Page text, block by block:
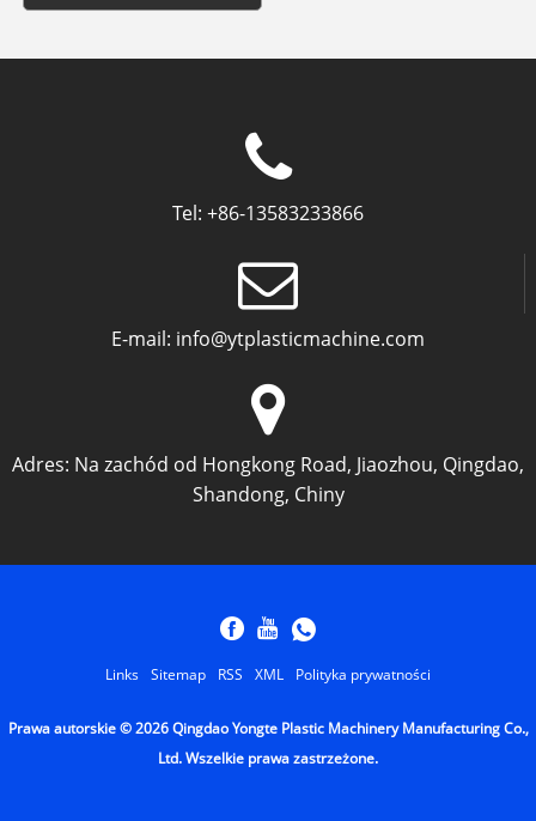
Tel: +86-13583233866
E-mail: info@ytplasticmachine.com
Adres: Na zachód od Hongkong Road, Jiaozhou, Qingdao,
Shandong, Chiny
Links Sitemap RSS XML Polityka prywatności
Prawa autorskie © 2026 Qingdao Yongte Plastic Machinery Manufacturing Co.,
Ltd. Wszelkie prawa zastrzeżone.